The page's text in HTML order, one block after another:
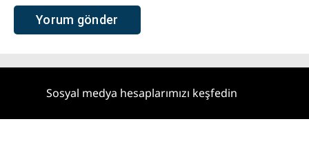
Sosyal medya hesaplarımızı keşfedin